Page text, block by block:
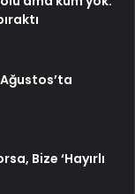
Bize ‘Hayırlı